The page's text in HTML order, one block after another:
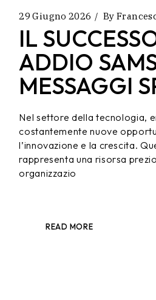
29 Giugno 2026 By
IL
ADDIO
MESSAGGI
Nel settore della tecnologia,
costantemente nuove
l’innovazione e la crescita.
rappresenta una risorsa
organizzazio
READ MORE